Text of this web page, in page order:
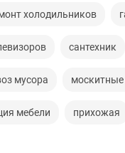
холодильников
сантехник
мусора москитные
мебели прихожая